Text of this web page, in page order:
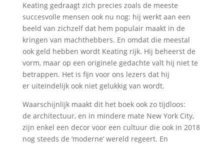
Keating gedraagt zich precies zoals de meeste
succesvolle mensen ook nu nog: hij werkt aan een
beeld van zichzelf dat hem populair maakt in de
kringen van machthebbers. En omdat die meestal
ook geld hebben wordt Keating rijk. Hij beheerst de
vorm, maar op een originele gedachte valt hij niet te
betrappen. Het is fijn voor ons lezers dat hij
er uiteindelijk ook niet gelukkig van wordt.
Waarschijnlijk maakt dit het boek ook zo tijdloos:
de architectuur, en in mindere mate New York City,
zijn enkel een decor voor een cultuur die ook in 2018
nog steeds de ‘moderne’ wereld regeert. En